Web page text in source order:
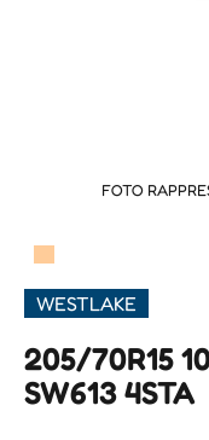
FOTO
▀
WESTLAKE
205/70R15
SW613 4STA